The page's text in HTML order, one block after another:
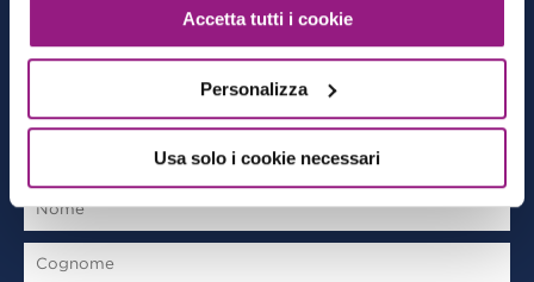
Accetta tutti i cookie
Personalizza
Usa solo i cookie necessari
Privacy policy
CONTACT FORM